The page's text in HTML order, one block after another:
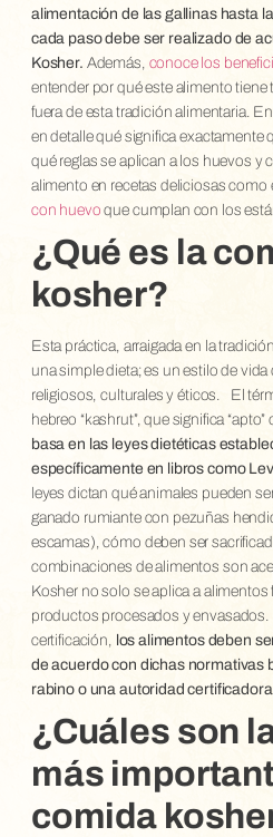
alimentación de las gallinas hasta
cada paso debe ser realizado de
Kosher. Además, conoce los
entender por qué este alimento
fuera de esta tradición alimentaria. En
en detalle qué significa exactamente
qué reglas se aplican a los huevos y
alimento en recetas deliciosas como
con huevo que cumplan con los
¿Qué es la
kosher?
Esta práctica, arraigada en la
una simple dieta; es un estilo de
religiosos, culturales y éticos.
El
hebreo “kashrut”, que significa “apto”
basa en las leyes dietéticas
específicamente en libros como
leyes dictan qué animales pueden
ganado rumiante con pezuñas
escamas), cómo deben ser
combinaciones de alimentos son
Kosher no solo se aplica a
productos procesados y envasados.
certificación, los alimentos deben
de acuerdo con dichas normativas
rabino o una autoridad
¿Cuáles son
más
comida